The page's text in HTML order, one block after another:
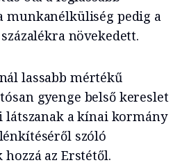
munkanélküliség pedig a
növekedett.
lassabb mértékű
gyenge belső kereslet
látszanak a kínai kormány
szóló
az Erstétől.